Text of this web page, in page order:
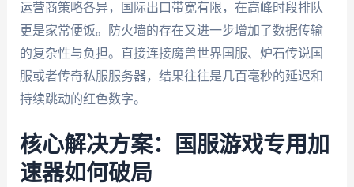
运营商策略各异，国际出口带宽有限，在高峰时段排队
更是家常便饭。防火墙的存在又进一步增加了数据传输
的复杂性与负担。直接连接魔兽世界国服、炉石传说国
服或者传奇私服服务器，结果往往是几百毫秒的延迟和
持续跳动的红色数字。
核心解决方案：国服游戏专用加
速器如何破局